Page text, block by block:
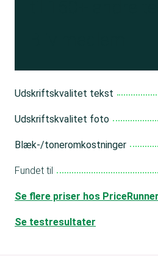
Udskriftskvalitet tekst
Udskriftskvalitet foto
Blæk-/toneromkostninger
Fundet til
Se flere priser hos
Se testresultater